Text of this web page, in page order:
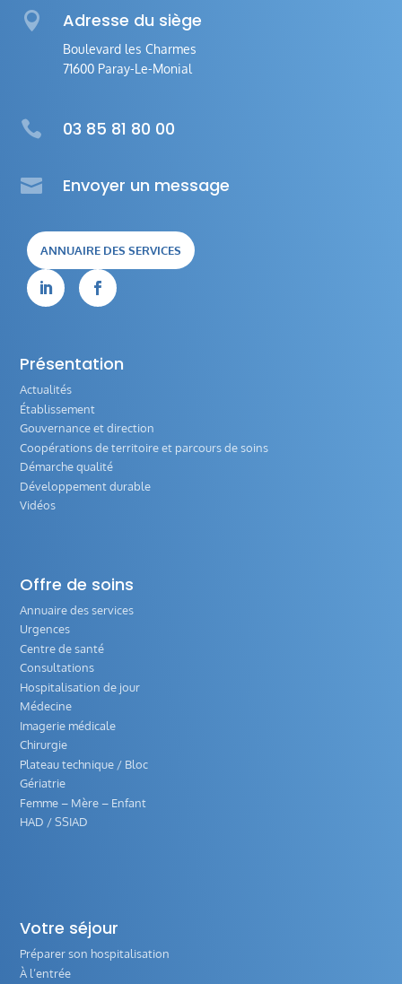
 Adresse du siège
Boulevard les Charmes
71600 Paray-Le-Monial
 03 85 81 80 00
 Envoyer un message
ANNUAIRE DES SERVICES
 
Présentation
Actualités
Établissement
Gouvernance et direction
Coopérations de territoire et parcours de soins
Démarche qualité
Développement durable
Vidéos
Offre de soins
Annuaire des services
Urgences
Centre de santé
Consultations
Hospitalisation de jour
Médecine
Imagerie médicale
Chirurgie
Plateau technique / Bloc
Gériatrie
Femme – Mère – Enfant
HAD / SSIAD
Votre séjour
Préparer son hospitalisation
À l’entrée